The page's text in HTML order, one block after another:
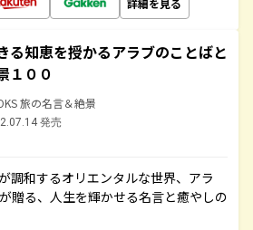
る知恵を授かるアラブのことばと
１００
旅の名言＆絶景
発売
調和するオリエンタルな世界、アラ
贈る、人生を輝かせる名言と癒やしの